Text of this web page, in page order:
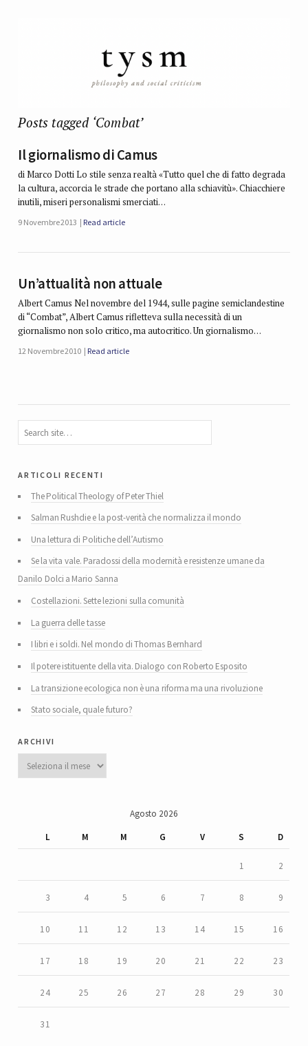
Posts tagged ‘Combat’
Il giornalismo di Camus
di Marco Dotti Lo stile senza realtà «Tutto quel che di fatto degrada
la cultura, accorcia le strade che portano alla schiavitù». Chiacchiere
inutili, miseri personalismi smerciati…
9 Novembre 2013 Read article
Un’attualità non attuale
Albert Camus Nel novembre del 1944, sulle pagine semiclandestine
di “Combat”, Albert Camus rifletteva sulla necessità di un
giornalismo non solo critico, ma autocritico. Un giornalismo…
12 Novembre 2010 Read article
articoli recenti
The Political Theology of Peter Thiel
Salman Rushdie e la post-verità che normalizza il mondo
Una lettura di Politiche dell’Autismo
Se la vita vale. Paradossi della modernità e resistenze umane da
Danilo Dolci a Mario Sanna
Costellazioni. Sette lezioni sulla comunità
La guerra delle tasse
I libri e i soldi. Nel mondo di Thomas Bernhard
Il potere istituente della vita. Dialogo con Roberto Esposito
La transizione ecologica non è una riforma ma una rivoluzione
Stato sociale, quale futuro?
archivi
Agosto 2026
L
M M G V S D
1 2
3 4 5 6 7 8 9
10 11 12 13 14 15 16
17 18 19 20 21 22 23
24 25 26 27 28 29 30
31